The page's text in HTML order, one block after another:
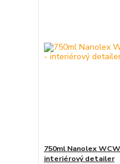
750ml Nanolex
interiérový detailer